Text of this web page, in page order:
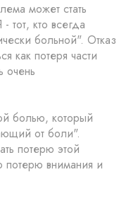
может стать
тот, кто всегда
больной". Отказ
как потеря части
очень
болью, который
от боли".
потерю этой
потерю внимания и